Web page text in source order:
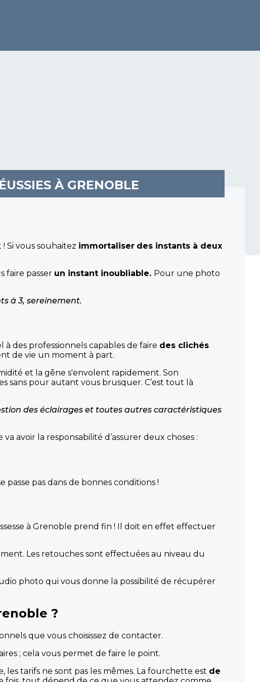
À GRENOBLE
Si vous souhaitez immortaliser des instants à deux
faire passer un instant inoubliable. Pour une photo
à 3, sereinement.
des professionnels capables de faire des clichés
de vie un moment à part.
et la gêne s'envolent rapidement. Son
sans pour autant vous brusquer. C’est tout là
des éclairages et toutes autres caractéristiques
avoir la responsabilité d’assurer deux choses :
pas dans de bonnes conditions !
à Grenoble prend fin ! Il doit en effet effectuer
Les retouches sont effectuées au niveau du
photo qui vous donne la possibilité de récupérer
?
que vous choisissez de contacter.
; cela vous permet de faire le point.
tarifs ne sont pas les mêmes. La fourchette est de